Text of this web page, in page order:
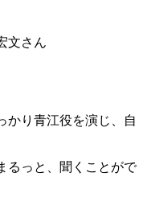
文さん
かり青江役を演じ、自
るっと、聞くことがで